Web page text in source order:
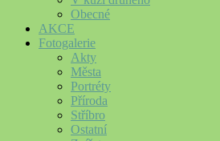
Obecné
AKCE
Fotogalerie
Akty
Města
Portréty
Příroda
Stříbro
Ostatní